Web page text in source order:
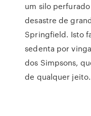
um silo
desastre de
Springfield. Isto
sedenta por
dos Simpsons,
de qualquer